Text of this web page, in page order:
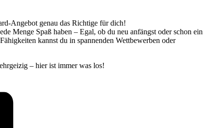
Angebot genau das Richtige für dich!
Menge Spaß haben – Egal, ob du neu anfängst oder schon ein
kannst du in spannenden Wettbewerben oder
– hier ist immer was los!